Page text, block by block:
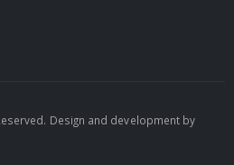
Design and development by